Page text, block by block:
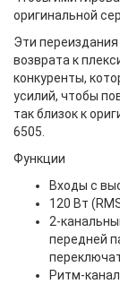
оригинальной
Эти
возврата к
конкуренты,
усилий, чтобы
так близок к
6505.
Функции
Входы с
120 Вт
2-
передней
Ритм-